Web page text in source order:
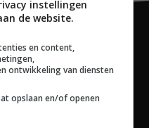
instellingen
de website.
en content,
ontwikkeling van diensten
opslaan en/of openen